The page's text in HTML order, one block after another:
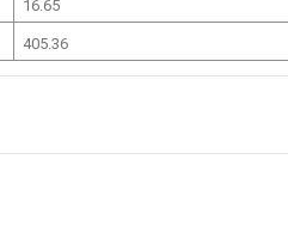
16.65
405.36